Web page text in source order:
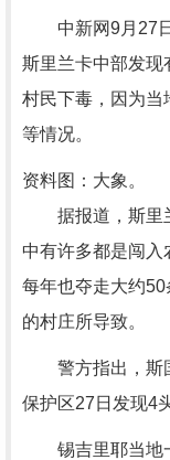
中新网9月27日
斯里兰卡中部发现
村民下毒，因为当
等情况。
资料图：大象。
据报道，斯里兰
中有许多都是闯入
每年也夺走大约
的村庄所导致。
警方指出，斯国
保护区27日发现4
锡吉里耶当地一